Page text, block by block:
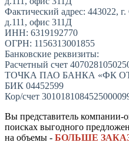
Фактический адрес: 443022,
д.111, офис 311Д
ИНН: 6319192770
ОГРН: 1156313001855
Банковские реквизиты:
Расчетный счет
ТОЧКА ПАО БАНКА «ФК
БИК 04452599
Кор/счет
Вы представитель компании-
поисках выгодного
на объемы - БОЛЬШЕ